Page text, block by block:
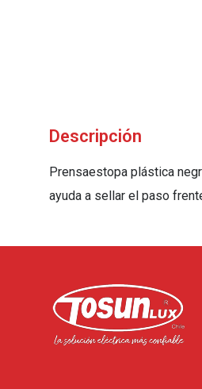
Descripción
Prensaestopa plástica
ayuda a sellar el paso